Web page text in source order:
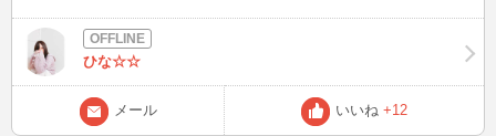
ひな☆☆
メール いいね +12